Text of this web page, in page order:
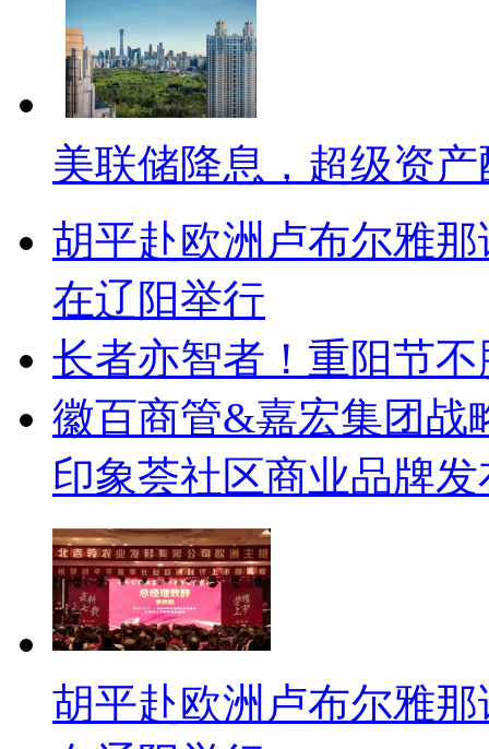
美联储降息，超级资
胡平赴欧洲卢布尔雅
在辽阳举行
长者亦智者！重阳节
徽百商管&嘉宏集团战
印象荟社区商业品牌
胡平赴欧洲卢布尔雅